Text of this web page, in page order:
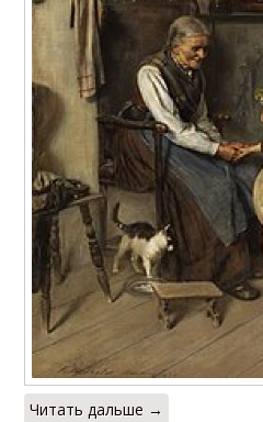
Читать дальше →